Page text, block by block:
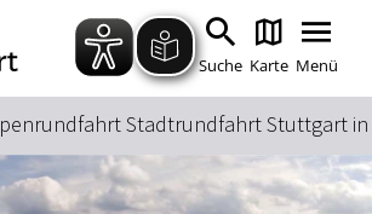
Zum Hauptinhalt springen
Zur Suche springen
Zur Hauptnavigation
Zum Footer springen
Suche Karte Menü
Stadtrundfahrt Stuttgart in